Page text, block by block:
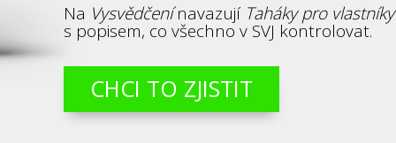
Na Vysvědčenínavazují Taháky pro vlastníky
s popisem, co všechno v SVJ kontrolovat.
CHCI TO ZJISTIT